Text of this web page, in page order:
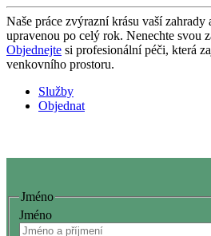
Naše práce zvýrazní krásu vaší zahrady
upravenou po celý rok. Nenechte svou
Objednejte si profesionální péči, která
venkovního prostoru.
Služby
Objednat
Jméno
Jméno